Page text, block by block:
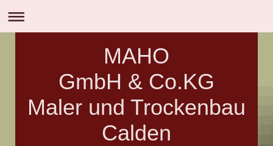
MAHO
GmbH & Co.KG
Maler und Trockenbau
Calden